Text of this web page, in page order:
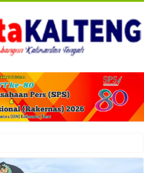
Serta Tunjangan Pemdes dan BPD di